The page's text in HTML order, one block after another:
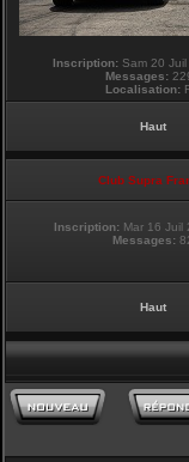
Inscription: Sam 20
Messages:
Localisation:
Haut
Club Supra
Inscription: Mar 16 Juil
Messages:
Haut